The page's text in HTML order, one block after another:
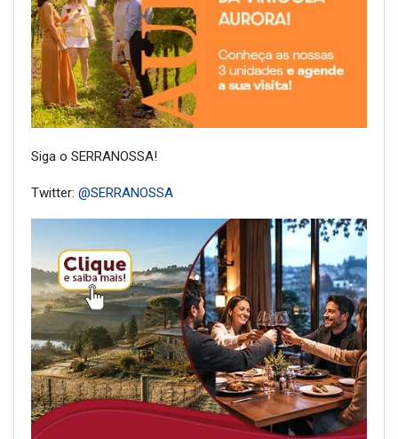
Siga o SERRANOSSA!
Twitter: @SERRANOSSA